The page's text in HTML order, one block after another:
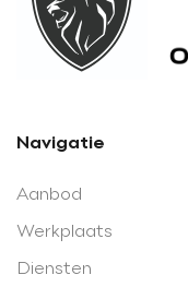
Navigatie
Aanbod
Werkplaats
Diensten